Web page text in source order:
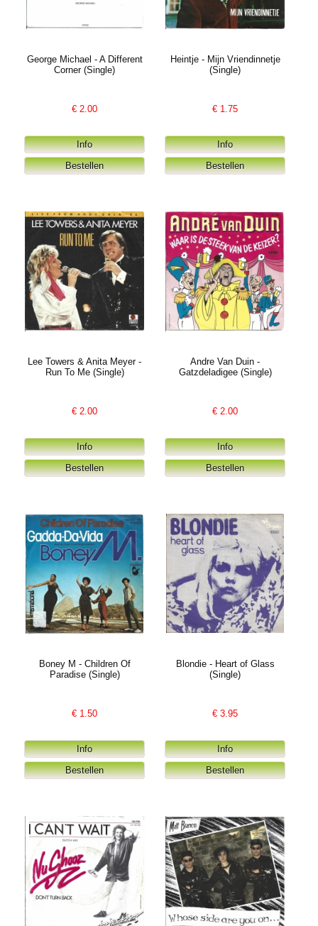
George Michael - A Different
Corner (Single)
€ 2.00
Heintje - Mijn Vriendinnetje
(Single)
€ 1.75
Lee Towers & Anita Meyer -
Run To Me (Single)
€ 2.00
Andre Van Duin -
Gatzdeladigee (Single)
€ 2.00
Boney M - Children Of
Paradise (Single)
€ 1.50
Blondie - Heart of Glass
(Single)
€3.95